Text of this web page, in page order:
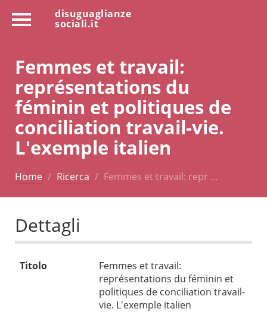
disuguaglianze
sociali.it
Femmes et travail:
représentations du
féminin et politiques de
conciliation travail-vie.
L'exemple italien
Home Ricerca Femmes et travail: repr …
Dettagli
Titolo
Femmes et travail:
représentations du féminin et
politiques de conciliation travail-
vie. L'exemple italien